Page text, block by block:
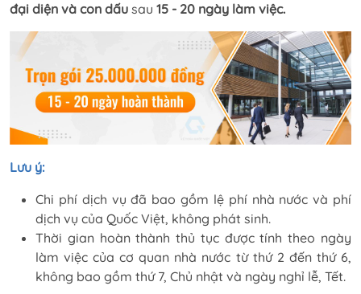
đại diện và con dấu sau 15 - 20 ngày làm việc.
Lưu ý:
Chi phí dịch vụ đã bao gồm lệ phí nhà nước và phí
dịch vụ của Quốc Việt, không phát sinh.
Thời gian hoàn thành thủ tục được tính theo ngày
làm việc của cơ quan nhà nước từ thứ 2 đến thứ 6,
không bao gồm thứ 7, Chủ nhật và ngày nghỉ lễ, Tết.